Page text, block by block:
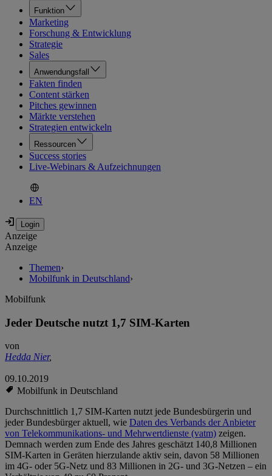
Funktion
Marketing
Forschung & Entwicklung
Strategie
Sales
Anwendungsfall
Fakten finden
Content stärken
Pitches gewinnen
Märkte verstehen
Strategien entwickeln
Ressourcen
Success stories
Live-Webinars & Aufzeichnungen
EN
Anzeige
Anzeige
Themen›
Mobilfunk in Deutschland›
Mobilfunk
Jeder Deutsche nutzt 1,7 SIM-Karten
von
Hedda Nier,
09.10.2019
Mobilfunk in Deutschland
Durchschnittlich 1,7 SIM-Karten nutzt jede Bundesbürgerin und
jeder Bundesbürger aktuell, wie Daten des Verbands der Anbieter
von Telekommunikations- und Mehrwertdienste (vatm) zeigen.
Demnach werden zum Ende des Jahres geschätzt 140,8 Millionen
SIM-Karten in Geräten hierzulande aktiv sein, davon 58 Millionen
im 4G- oder 5G-Netz und 83 Millionen in 2G- und 3G-Netzen – ein